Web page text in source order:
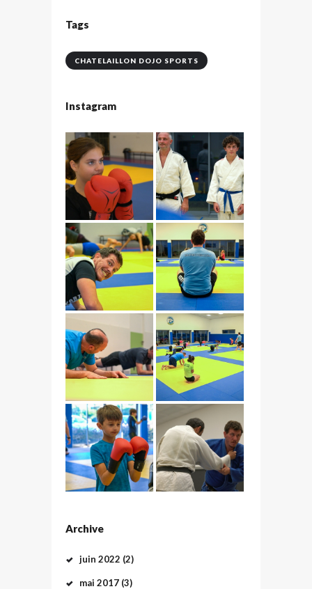
Tags
CHATELAILLON DOJO SPORTS
Instagram
Archive
juin 2022 (2)
mai 2017 (3)